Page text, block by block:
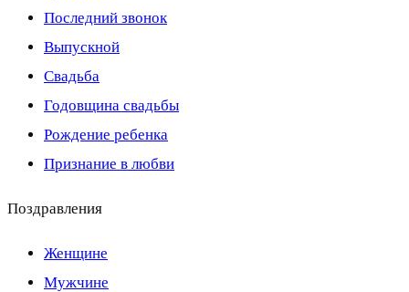
Последний звонок
Выпускной
Свадьба
Годовщина свадьбы
Рождение ребенка
Признание в любви
Поздравления
Женщине
Мужчине